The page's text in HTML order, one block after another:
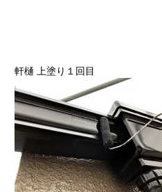
軒樋 上塗り１回目